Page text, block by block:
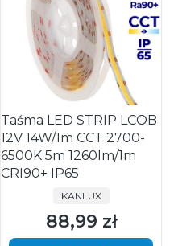
Taśma LED STRIP LCOB
12V 14W/1m CCT 2700-
6500K 5m 1260lm/1m
CRI90+ IP65
PRODUCENT
KANLUX
Cena
88,99 zł